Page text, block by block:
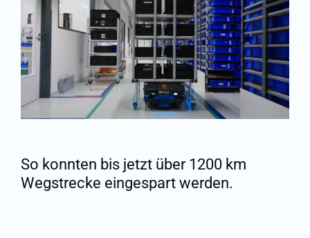
So konnten bis jetzt über 1200 km
Wegstrecke eingespart werden.